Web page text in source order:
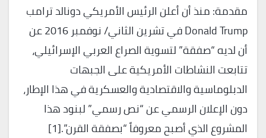
مقدمة: منذ أن أعلن الرئيس الأمريكي دونالد ترامب
Donald Trump في تشرين الثاني/ نوفمبر 2016 عن
أن لديه “صفقة” لتسوية الصراع العربي الإسرائيلي،
تتابعت النشاطات الأمريكية على الجبهات
الدبلوماسية والاقتصادية والعسكرية في هذا الإطار،
دون الإعلان الرسمي عن “نص رسمي” لبنود هذا
المشروع الذي أصبح معروفاً “بصفقة القرن”.[1]